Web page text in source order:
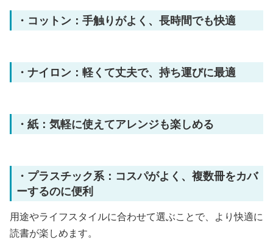
・コットン：手触りがよく、長時間でも快適
・ナイロン：軽くて丈夫で、持ち運びに最適
・紙：気軽に使えてアレンジも楽しめる
・プラスチック系：コスパがよく、複数冊をカバ
ーするのに便利
用途やライフスタイルに合わせて選ぶことで、より快適に
読書が楽しめます。